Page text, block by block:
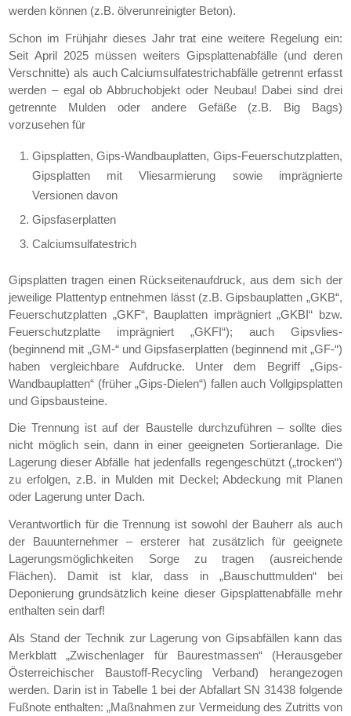
werden können (z.B. ölverunreinigter Beton).
Schon im Frühjahr dieses Jahr trat eine weitere Regelung ein:
Seit April 2025 müssen weiters Gipsplattenabfälle (und deren
Verschnitte) als auch Calciumsulfatestrichabfälle getrennt erfasst
werden – egal ob Abbruchobjekt oder Neubau! Dabei sind drei
getrennte Mulden oder andere Gefäße (z.B. Big Bags)
vorzusehen für
Gipsplatten, Gips-Wandbauplatten, Gips-Feuerschutzplatten,
Gipsplatten mit Vliesarmierung sowie imprägnierte
Versionen davon
Gipsfaserplatten
Calciumsulfatestrich
Gipsplatten tragen einen Rückseitenaufdruck, aus dem sich der
jeweilige Plattentyp entnehmen lässt (z.B. Gipsbauplatten „GKB“,
Feuerschutzplatten „GKF“, Bauplatten imprägniert „GKBI“ bzw.
Feuerschutzplatte imprägniert „GKFI“); auch Gipsvlies-
(beginnend mit „GM-“ und Gipsfaserplatten (beginnend mit „GF-“)
haben vergleichbare Aufdrucke. Unter dem Begriff „Gips-
Wandbauplatten“ (früher „Gips-Dielen“) fallen auch Vollgipsplatten
und Gipsbausteine.
Die Trennung ist auf der Baustelle durchzuführen – sollte dies
nicht möglich sein, dann in einer geeigneten Sortieranlage. Die
Lagerung dieser Abfälle hat jedenfalls regengeschützt („trocken“)
zu erfolgen, z.B. in Mulden mit Deckel; Abdeckung mit Planen
oder Lagerung unter Dach.
Verantwortlich für die Trennung ist sowohl der Bauherr als auch
der Bauunternehmer – ersterer hat zusätzlich für geeignete
Lagerungsmöglichkeiten Sorge zu tragen (ausreichende
Flächen). Damit ist klar, dass in „Bauschuttmulden“ bei
Deponierung grundsätzlich keine dieser Gipsplattenabfälle mehr
enthalten sein darf!
Als Stand der Technik zur Lagerung von Gipsabfällen kann das
Merkblatt „Zwischenlager für Baurestmassen“ (Herausgeber
Österreichischer Baustoff-Recycling Verband) herangezogen
werden. Darin ist in Tabelle 1 bei der Abfallart SN 31438 folgende
Fußnote enthalten: „Maßnahmen zur Vermeidung des Zutritts von